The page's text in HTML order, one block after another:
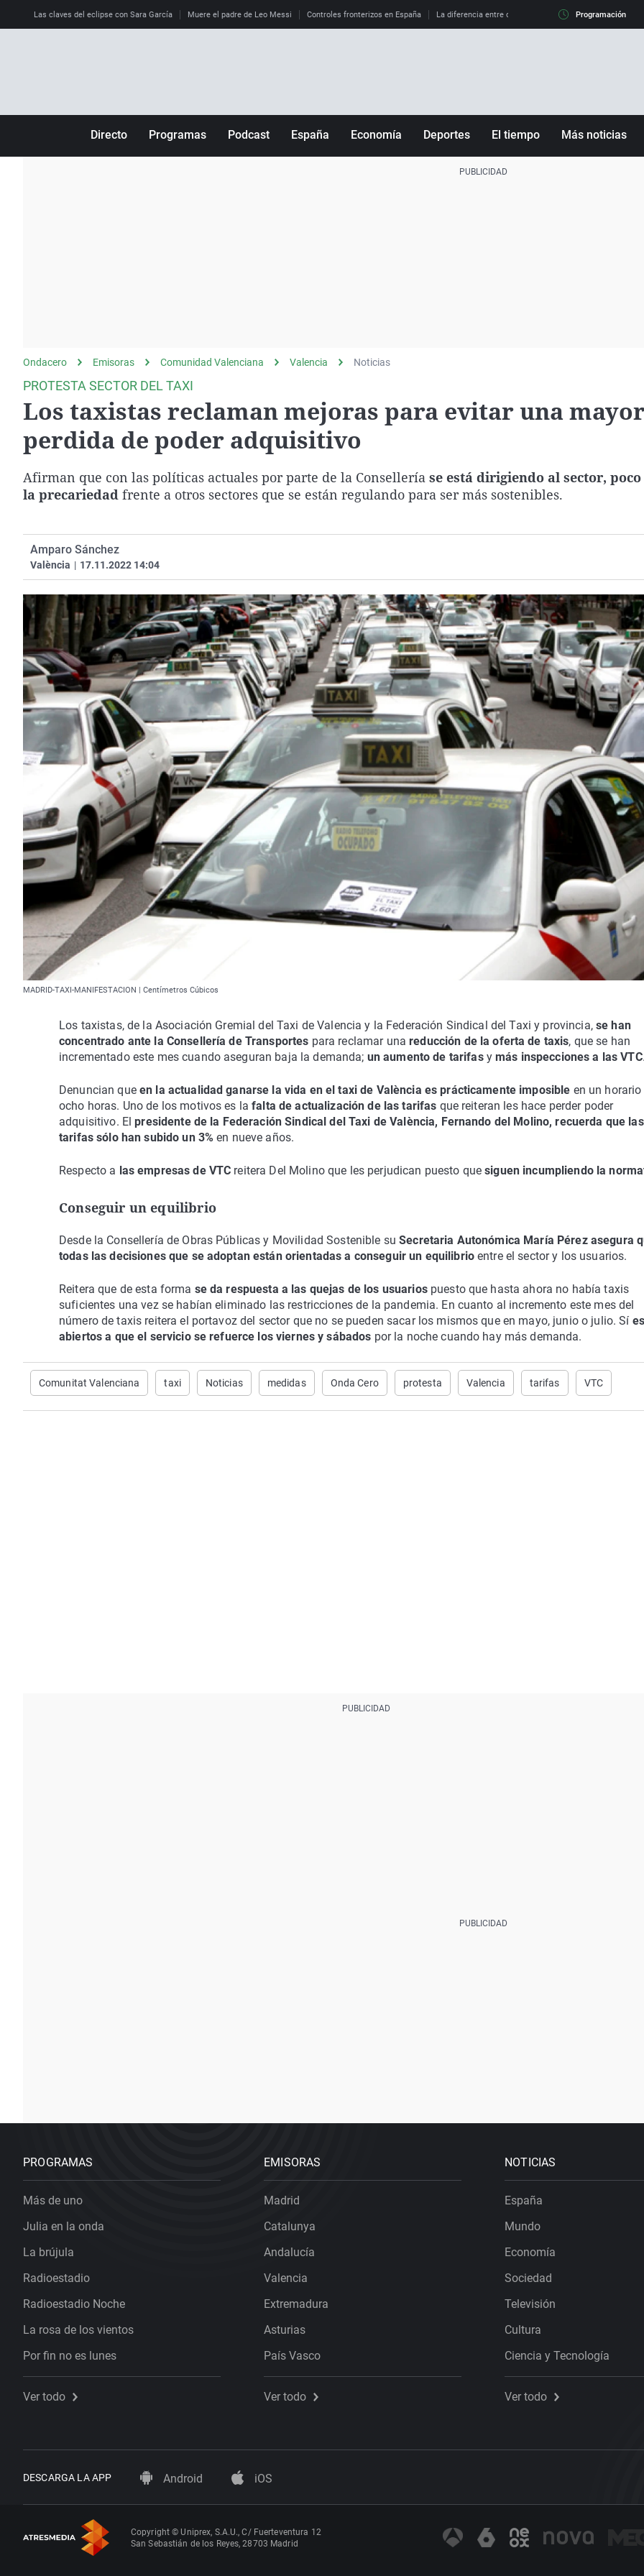
Las claves del eclipse con Sara García Muere el padre de Leo Messi Controles fronterizos en España La diferencia entre observar el eclipse al 99% y al 100%
Programación
Directo Programas
gato
Podcast
Operación Viuda
Negra
España Economía Deportes El tiempo Más noticias
Ondacero Emisoras Comunidad Valenciana Valencia Noticias
PROTESTA SECTOR DEL TAXI
Los taxistas reclaman mejoras para evitar una
perdida de poder adquisitivo
Afirman que con las políticas actuales por parte de la Consellería se está dirigiendo al sector, poco
la precariedad frente a otros sectores que se están regulando para ser más sostenibles.
Amparo Sánchez
València | 17.11.2022 14:04
MADRID-TAXI-MANIFESTACION | Centímetros Cúbicos
Los taxistas, de la Asociación Gremial del Taxi de Valencia y la Federación Sindical del Taxi y provincia, se han
concentrado ante la Consellería de Transportes para reclamar unareducción de la oferta de taxis, que se han
incrementado este mes cuando aseguran baja la demanda; un aumento de tarifasymás inspecciones a las VTC
Denuncian que en la actualidad ganarse la vida en el taxi de València es prácticamente imposible en un horario
ocho horas. Uno de los motivos es lafalta de actualización de las tarifas que reiteran les hace perder poder
adquisitivo. Elpresidente de la Federación Sindical del Taxi de València, Fernando del Molino, recuerda que las
tarifas sólo han subido un 3%en nueve años.
Respecto a las empresas de VTC reitera Del Molino que les perjudican puesto quesiguen incumpliendo la
Conseguir un equilibrio
Desde la Consellería de Obras Públicas y Movilidad Sostenible suSecretaria Autonómica María Pérez asegura
todas las decisiones que se adoptan están orientadas a conseguir un equilibrioentre el sector y los usuarios.
Reitera que de esta forma se da respuesta a las quejas de los usuariospuesto que hasta ahora no había taxis
suficientes una vez se habían eliminado las restricciones de la pandemia. En cuanto al incremento este mes del
número de taxis reitera el portavoz del sector que no se pueden sacar los mismos que en mayo, junio o julio. Sí
abiertos a que el servicio se refuerce los viernes y sábados por la noche cuando hay más demanda.
Comunitat Valenciana taxi Noticias medidas Onda Cero protesta Valencia tarifas VTC
PROGRAMAS
Más de uno
Julia en la onda
La brújula
Radioestadio
Radioestadio Noche
La rosa de los vientos
Por fin no es lunes
Ver todo
EMISORAS
Madrid
Catalunya
Andalucía
Valencia
Extremadura
Asturias
País Vasco
Ver todo
NOTICIAS
España
Mundo
Economía
Sociedad
Televisión
Cultura
Ciencia y Tecnología
Ver todo
DESCARGA LA APP Android iOS
Copyright © Uniprex, S.A.U., C/ Fuerteventura 12
San Sebastián de los Reyes, 28703 Madrid